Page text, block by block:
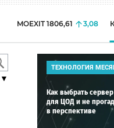
MOEXIT 1806,61 3,08
ТЕХНОЛОГИЯ
Как выбрать сервер
для ЦОД и не
в перспективе